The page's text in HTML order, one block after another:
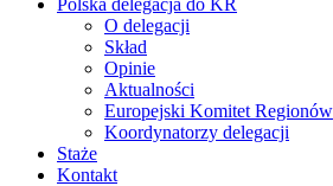
Polska delegacja do KR
O delegacji
Skład
Opinie
Aktualności
Europejski Komitet Regionów
Koordynatorzy delegacji
Staże
Kontakt